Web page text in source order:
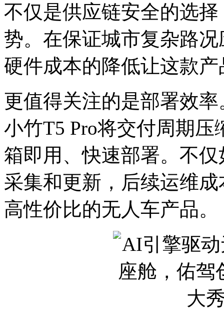
不仅是供应链安全的选
势。在保证城市复杂路
硬件成本的降低让这款
更值得关注的是部署效
小竹T5 Pro将交付周期压
箱即用、快速部署。不
采集和更新，后续运维
高性价比的无人车产品。